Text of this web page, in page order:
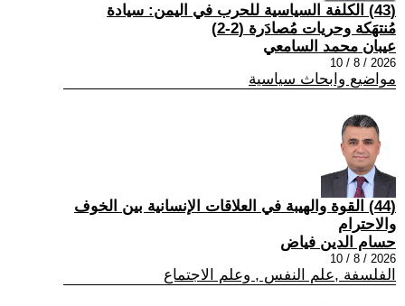
(43) الكلفة السياسية للحرب في اليمن: سيادة
مُنتهَكة وحريات مُصادَرة (2-2)
عيبان محمد السامعي
2026 / 8 / 10
مواضيع وابحاث سياسية
(44) القوة والهيبة في العلاقات الإنسانية بين الخوف
والاحترام
حسام الدين فياض
2026 / 8 / 10
الفلسفة ,علم النفس , وعلم الاجتماع